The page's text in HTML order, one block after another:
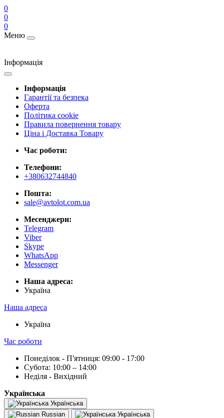
0
0
0
Меню
Інформація
Інформація
Гарантії та безпека
Оферта
Політика cookie
Правила повернення товару
Ціна і Доставка Товару
Час роботи:
Телефони:
+380632744840
Пошта:
sale@avtolot.com.ua
Месенджери:
Telegram
Viber
Skype
WhatsApp
Messenger
Наша адреса:
Українa
Наша адреса
Українa
Час роботи
Понеділок - П'ятниця: 09:00 - 17:00
Субота: 10:00 – 14:00
Неділя - Вихідний
Українська
Українська
Russian
Українська